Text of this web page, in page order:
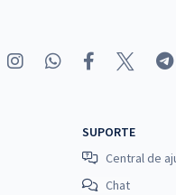
SUPORTE
Central de
Chat